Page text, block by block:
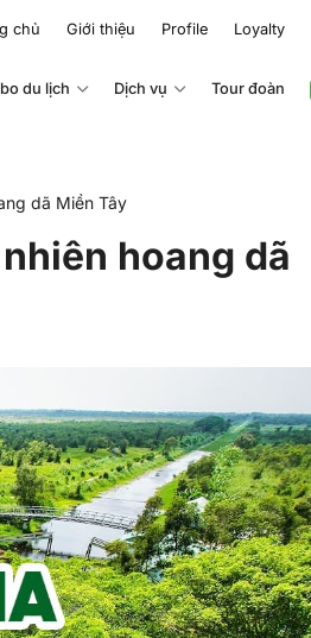
chủ Giới thiệu Profile Loyalty
du lịch Dịch vụ Tour đoàn
dã Miền Tây
hoang dã